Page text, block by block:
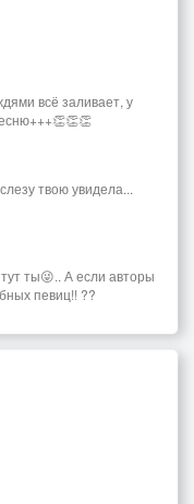
всё заливает, у
твою увидела...
ты😜.. А если авторы
певиц!! ??